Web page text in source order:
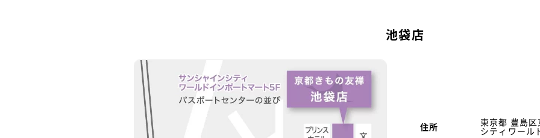
池袋店
住所 東京都 豊島
シティワール